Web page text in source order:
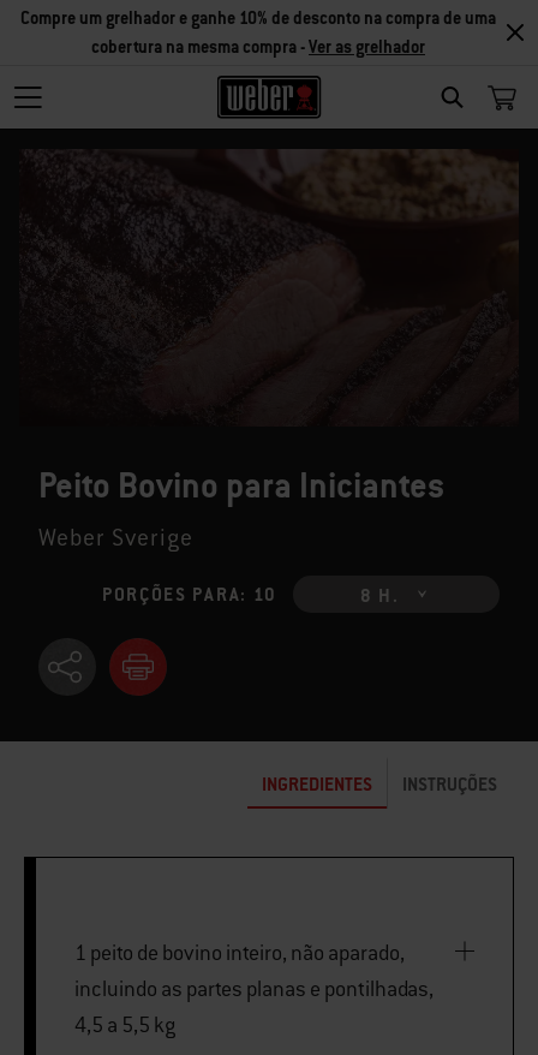
SEARCH
Compre um grelhador e ganhe 10% de desconto na compra de uma
cobertura na mesma compra -Ver as grelhador
Peito Bovino para Iniciantes
Weber Sverige
PORÇÕES PARA: 10 8 H.
INGREDIENTES INSTRUÇÕES
1 peito de bovino inteiro, não aparado,
incluindo as partes planas e pontilhadas,
4,5 a 5,5 kg